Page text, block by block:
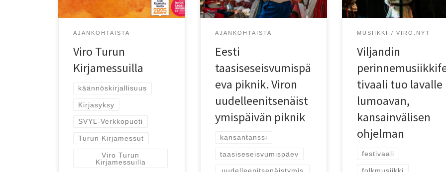
AJANKOHTAISTA
Viro Turun
Kirjamessuilla
käännöskirjallisuus
Kirjasyksy
SVYL-Verkkopuoti
Turun Kirjamessut
Viro Turun
Kirjamessuilla
AJANKOHTAISTA
Eesti
taasiseseisvumispä
eva piknik. Viron
uudelleenitsenäist
ymispäivän piknik
kansantanssi
taasiseseisvumispäev
MUSIIKKI VIRO.NYT
Viljandin
tivaali tuo lavalle
lumoavan,
kansainvälisen
ohjelman
festivaali